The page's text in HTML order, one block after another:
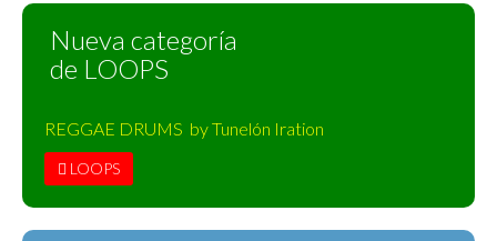
Nueva categoría
de LOOPS
REGGAE DRUMS by Tunelón Iration
LOOPS